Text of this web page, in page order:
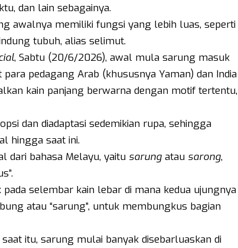
dan lain sebagainya.
awalnya memiliki fungsi yang lebih luas, seperti
tubuh, alias selimut.
, Sabtu (20/6/2026), awal mula sarung masuk
para pedagang Arab (khususnya Yaman) dan India
kain panjang berwarna dengan motif tertentu,
dan diadaptasi sedemikian rupa, sehingga
hingga saat ini.
dari bahasa Melayu, yaitu sarungatau sarong,
selembar kain lebar di mana kedua ujungnya
atau “sarung”, untuk membungkus bagian
itu, sarung mulai banyak disebarluaskan di